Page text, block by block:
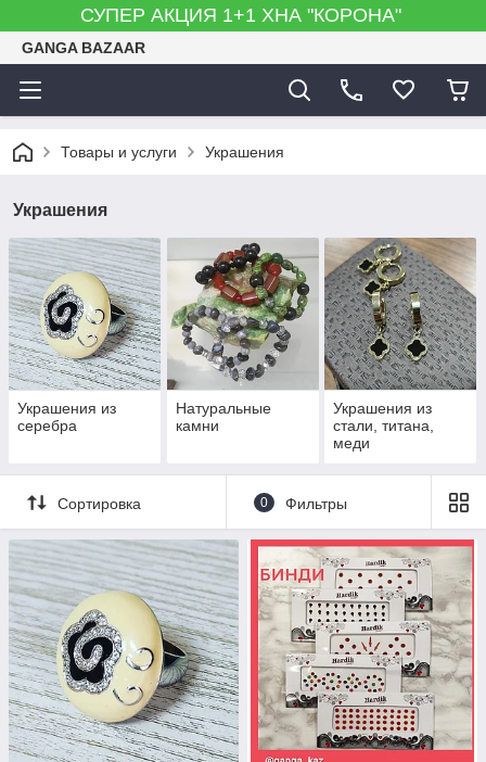
СУПЕР АКЦИЯ 1+1 ХНА "КОРОНА"
GANGA BAZAAR
Товары и услуги Украшения
Украшения
Украшения из
серебра
Натуральные
камни
Украшения из
стали, титана,
меди
Сортировка 0 Фильтры